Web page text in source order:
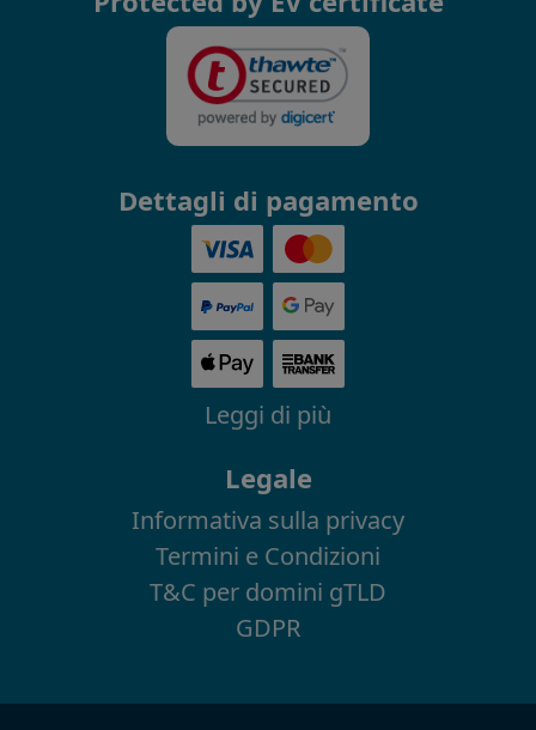
Dettagli di pagamento
Leggi di più
Legale
Informativa sulla privacy
Termini e Condizioni
T&C per domini gTLD
GDPR